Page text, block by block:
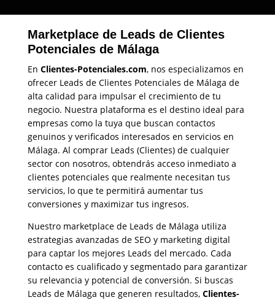
Marketplace de Leads de Clientes
Potenciales de Málaga
En Clientes-Potenciales.com, nos especializamos en
ofrecer Leads de Clientes Potenciales de Málaga de
alta calidad para impulsar el crecimiento de tu
negocio. Nuestra plataforma es el destino ideal para
empresas como la tuya que buscan contactos
genuinos y verificados interesados en servicios en
Málaga. Al comprar Leads (Clientes) de cualquier
sector con nosotros, obtendrás acceso inmediato a
clientes potenciales que realmente necesitan tus
servicios, lo que te permitirá aumentar tus
conversiones y maximizar tus ingresos.
Nuestro marketplace de Leads de Málaga utiliza
estrategias avanzadas de SEO y marketing digital
para captar los mejores Leads del mercado. Cada
contacto es cualificado y segmentado para garantizar
su relevancia y potencial de conversión. Si buscas
Leads de Málaga que generen resultados, Clientes-